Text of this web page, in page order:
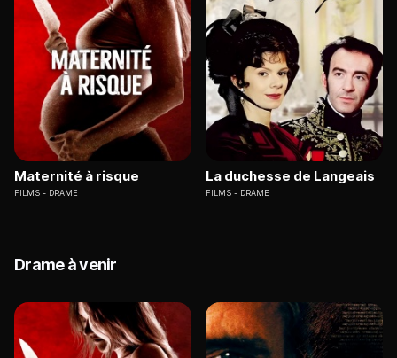
Maternité à risque
FILMS DRAME
La duchesse de Langeais
FILMS DRAME
Drame à venir